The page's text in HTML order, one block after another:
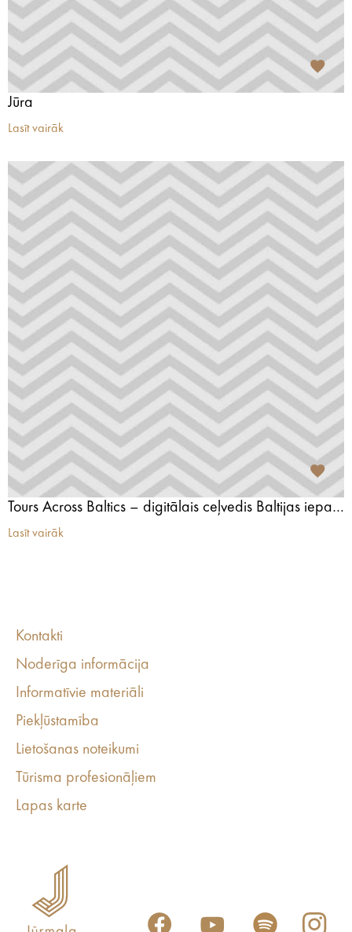
Jūra
Lasīt vairāk
Tours Across Baltics – digitālais ceļvedis Baltijas iepazīšanai
Lasīt vairāk
Kontakti
Noderīga informācija
Informatīvie materiāli
Piekļūstamība
Lietošanas noteikumi
Tūrisma profesionāļiem
Lapas karte